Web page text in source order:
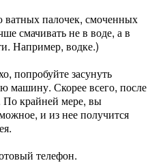
палочек, смоченных
смачивать не в воде, а в
Например, водке.)
попробуйте засунуть
машину. Скорее всего, после
По крайней мере, вы
и из нее получится
телефон.